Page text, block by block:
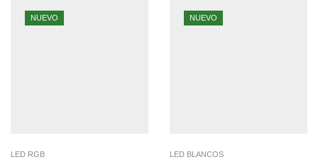
NUEVO
LED RGB
NUEVO
LED BLANCOS